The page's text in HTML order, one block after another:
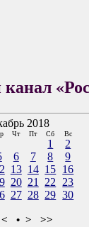
2018
Чт Пт Сб Вс
1
2
6 7 8
9
13 14 15 16
20 21 22
23
27 28 29 30
< • > >>